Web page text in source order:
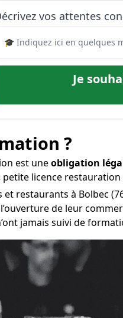
vos attentes
Je
?
est uneobligation
licence
restaurants à Bolbec
de leur
jamais suivi de